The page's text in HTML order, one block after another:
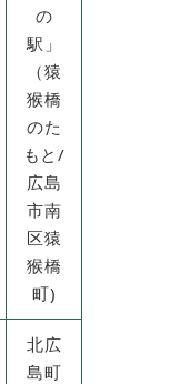
の
駅」
（猿
猴橋
のた
もと/
広島
市南
区猿
猴橋
町)​
北広
島町